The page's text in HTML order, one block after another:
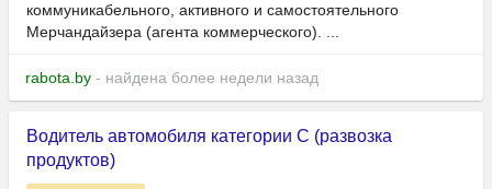
коммуникабельного, активного и самостоятельного
Мерчандайзера (агента коммерческого). ...
rabota.by - найдена более недели назад
Водитель автомобиля категории C (развозка
продуктов)